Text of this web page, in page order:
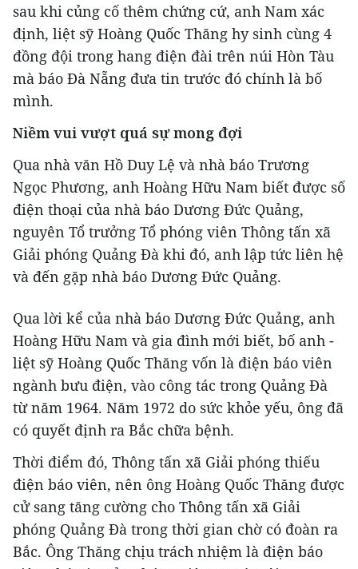
sau khi củng cố thêm chứng cứ, anh Nam xác
định, liệt sỹ Hoàng Quốc Thăng hy sinh cùng 4
đồng đội trong hang điện đài trên núi Hòn Tàu
mà báo Đà Nẵng đưa tin trước đó chính là bố
mình.
Niềm vui vượt quá sự mong đợi
Qua nhà văn Hồ Duy Lệ và nhà báo Trương
Ngọc Phương, anh Hoàng Hữu Nam biết được số
điện thoại của nhà báo Dương Đức Quảng,
nguyên Tổ trưởng Tổ phóng viên Thông tấn xã
Giải phóng Quảng Đà khi đó, anh lập tức liên hệ
và đến gặp nhà báo Dương Đức Quảng.
Qua lời kể của nhà báo Dương Đức Quảng, anh
Hoàng Hữu Nam và gia đình mới biết, bố anh -
liệt sỹ Hoàng Quốc Thăng vốn là điện báo viên
ngành bưu điện, vào công tác trong Quảng Đà
từ năm 1964. Năm 1972 do sức khỏe yếu, ông đã
có quyết định ra Bắc chữa bệnh.
Thời điểm đó, Thông tấn xã Giải phóng thiếu
điện báo viên, nên ông Hoàng Quốc Thăng được
cử sang tăng cường cho Thông tấn xã Giải
phóng Quảng Đà trong thời gian chờ có đoàn ra
Bắc. Ông Thăng chịu trách nhiệm là điện báo